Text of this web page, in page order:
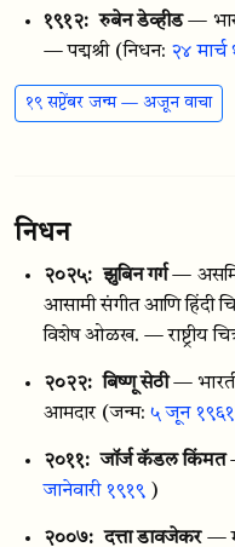
१९१२: रुबेन डेव्हीड —
— पद्मश्री (निधन: २४ मार्च
१९ सप्टेंबर जन्म — अजून वाचा
निधन
२०२५: झुबिन गर्ग —
आसामी संगीत आणि हिंदी
विशेष ओळख. — राष्ट्रीय
२०२२: बिष्णू सेठी —
आमदार (जन्म:५ जून १९६१
२०११: जॉर्ज कॅडल किंमत
जानेवारी १९१९)
२००७: दत्ता डावजेकर —